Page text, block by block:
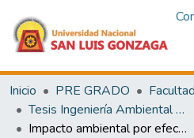
Inicio PRE GRADO
Tesis Ingeniería Ambiental y Sanitaria
Impacto ambiental por efecto del uso de los plaguicidas organofosforados en los suelos agrícolas, provincia de Ica - 2020